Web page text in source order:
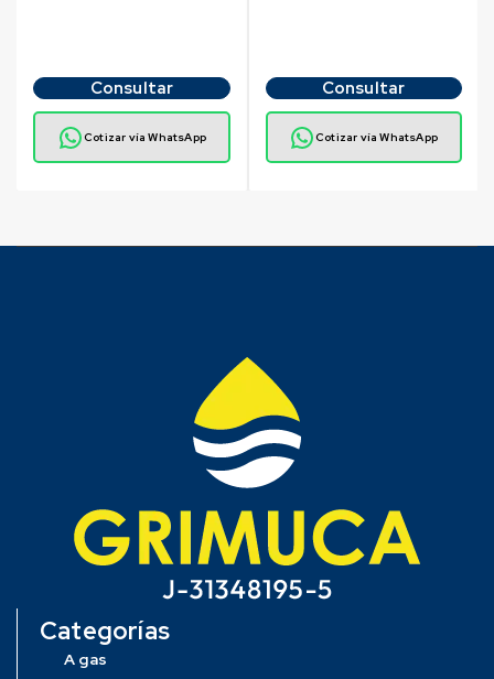
Consultar
Cotizar vía WhatsApp
Consultar
Cotizar vía WhatsApp
Categorías
A gas